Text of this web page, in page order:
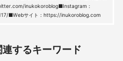
inukokoroblog■Instagram：
■Webサイト：https://inukoroblog.com
するキーワード